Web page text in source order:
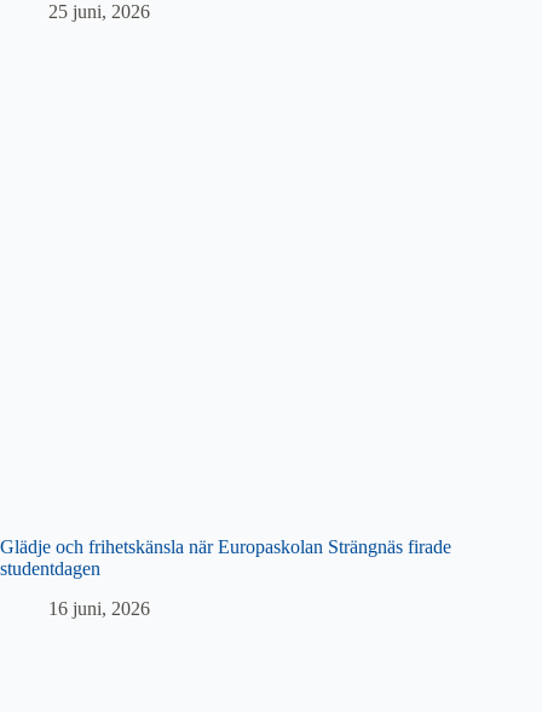
25 juni, 2026
Glädje och frihetskänsla när Europaskolan Strängnäs firade
studentdagen
16 juni, 2026